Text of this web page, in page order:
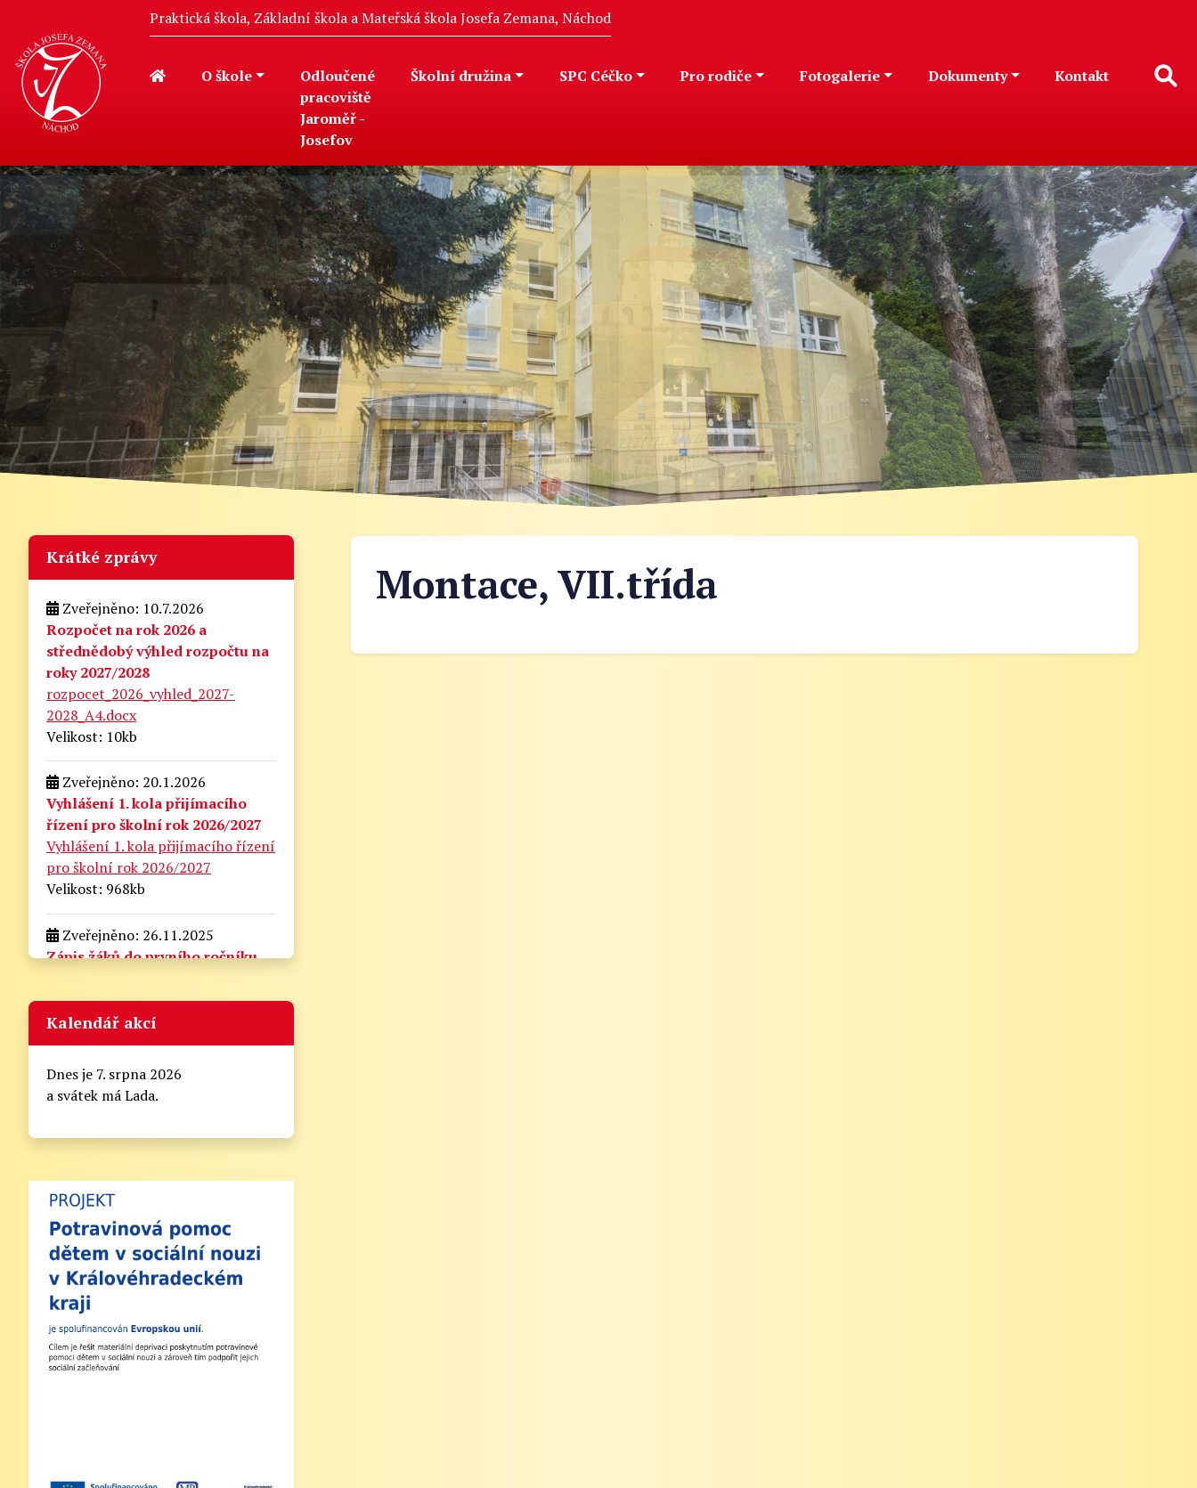
Praktická škola, Základní škola a Mateřská škola Josefa Zemana, Náchod
O škole
Odloučené
pracoviště
Jaroměř -
Josefov
Školní družina SPC Céčko Pro rodiče Fotogalerie Dokumenty Kontakt
Montace, VII.třída
Krátké zprávy
Zveřejněno: 10.7.2026
Rozpočet na rok 2026 a
střednědobý výhled rozpočtu na
roky 2027/2028
rozpocet_2026_vyhled_2027-
2028_A4.docx
Velikost: 10kb
Zveřejněno: 20.1.2026
Vyhlášení 1. kola přijímacího
řízení pro školní rok 2026/2027
Vyhlášení 1. kola přijímacího řízení
pro školní rok 2026/2027
Velikost: 968kb
Zveřejněno: 26.11.2025
Zápis žáků do prvního ročníku
zapis_do_prvni_tridy.docx
Velikost: 175kb
Zveřejněno: 21.8.2025
Zahájení školního roku
zde naleznete nejdůležitější informace k
zahájení školního roku 2025/2026:
1. Zahájení školního roku: Výuka bude
zahájena v pondělí 1. září 2025. Tento
den končí po 1. vyučovací hodině.
Provoz školní družiny nebude zajištěn a
obědy se v tento den neposkytují.
3. Dohled: Od 11:25 do 12:30 bude
Kalendář akcí
Dnes je 7. srpna 2026
a svátek má Lada.